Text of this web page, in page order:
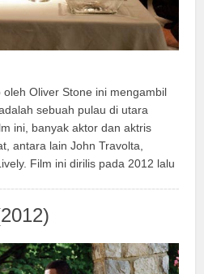
Oliver Stone ini mengambil
sebuah pulau di utara
ini, banyak aktor dan aktris
antara lain John Travolta,
Film ini dirilis pada 2012 lalu